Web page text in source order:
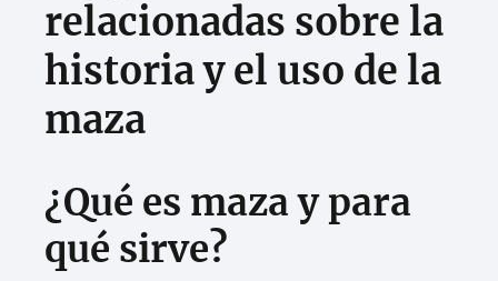
relacionadas sobre la
historia y el uso de la
maza
¿Qué es maza y para
qué sirve?